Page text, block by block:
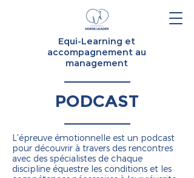
Equi-Learning et
accompagnement au
management
PODCAST
L’épreuve émotionnelle est un podcast
pour découvrir à travers des rencontres
avec des spécialistes de chaque
discipline équestre les conditions et les